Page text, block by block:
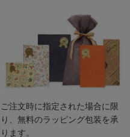
ご注文時に指定された場合に限
り、無料のラッピング包装を承
ります。